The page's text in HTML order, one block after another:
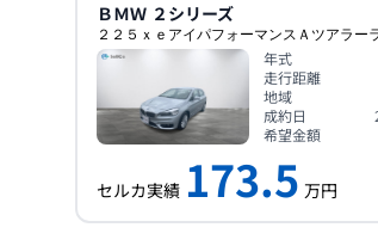
ＢＭＷ ２シリーズ
２２５ｘｅアイパフォーマンスＡツアラー
年式
走行距離
地域
成約日
希望金額
セルカ実績 173.5 万円